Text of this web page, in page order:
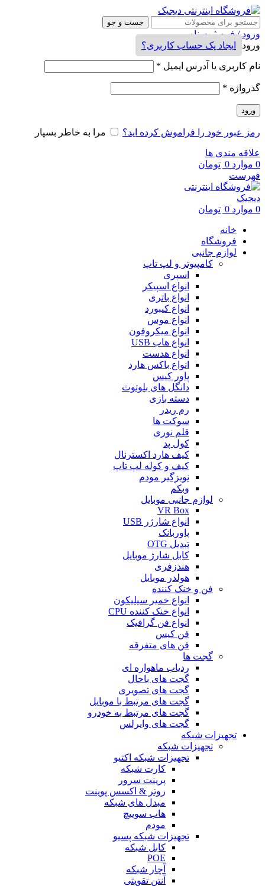
جست و جو
ورود / فرم ثبت نام
ورود
ایجاد یک حساب کاربری؟
نام کاربری یا آدرس ایمیل *
گذرواژه *
ورود
رمز عبور خود را فراموش کرده اید؟ مرا به خاطر بسپار
علاقه مندی ها
0 موارد 0 تومان
فهرست
0 موارد 0 تومان
خانه
فروشگاه
لوازم جانبی
کامپیوتر و لپ تاپ
اسپری
انواع اسپیکر
انواع باتری
انواع کیبورد
انواع موس
انواع میکروفون
انواع هاب USB
انواع هدست
انواع باکس هارد
پاور کیس
دانگل های بلوتوث
دسته بازی
رم ریدر
سوکت ها
قلم نوری
کول پد
کیف هارد اکسترنال
کیف و کوله لپ تاپ
نویزگیر مودم
وبکم
لوازم جانبی موبایل
VR Box
انواع شارژر USB
پاوربانک
تبدیل OTG
کابل شارژ موبایل
هندزفری
هولدر موبایل
فن و خنک کننده
انواع خمیر سیلیکون
انواع خنک کننده CPU
انواع فن گرافیک
فن کیس
فن های متفرقه
گجت ها
ردیاب ماهواره ای
گجت های باحال
گجت های تصویری
گجت های مرتبط با موبایل
گجت های مرتبط به خودرو
گجت های وایرلس
تجهیزات شبکه
تجهیزات شبکه
تجهیزات شبکه اکتیو
کارت شبکه
پرینت سرور
روتر & اکسس پوینت
مبدل های شبکه
هاب سوییچ
مودم
تجهیزات شبکه پسیو
کابل شبکه
POE
آچار شبکه
آنتن تقویتی